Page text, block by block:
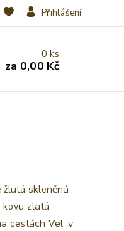
Přihlášení
0ks
za 0,00 Kč
žlutá skleněná
kovu zlatá
cestách Vel. v